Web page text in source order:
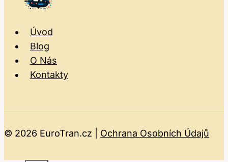
Úvod
Blog
O Nás
Kontakty
© 2026 EuroTran.cz | Ochrana Osobních Údajů